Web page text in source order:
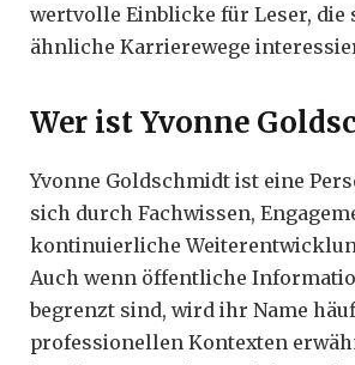
wertvolle Einblicke für Leser, die
ähnliche Karrierewege
Wer ist Yvonne
Yvonne Goldschmidt ist eine
sich durch Fachwissen,
kontinuierliche
Auch wenn öffentliche
begrenzt sind, wird ihr Name
professionellen Kontexten